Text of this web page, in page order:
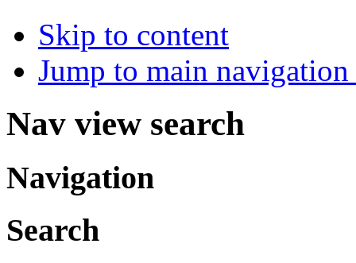
Skip to content
Jump to main
Nav view search
Navigation
Search